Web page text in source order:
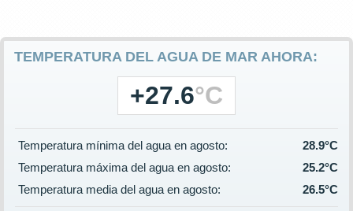
TEMPERATURA DEL AGUA DE MAR AHORA:
+27.6°C
Temperatura mínima del agua en agosto:
28.9°C
Temperatura máxima del agua en agosto:
25.2°C
Temperatura media del agua en agosto:
26.5°C